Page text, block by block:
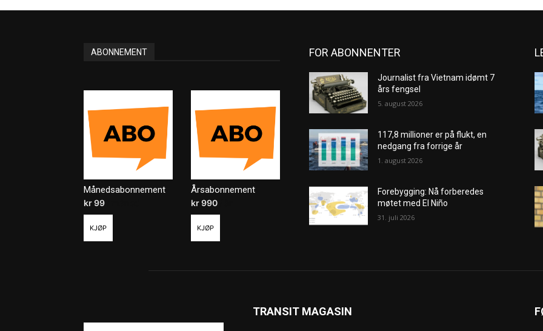
ABONNEMENT
Månedsabonnement
kr99
KJØP
Årsabonnement
kr990
KJØP
FOR ABONNENTER
Journalist fra Vietnam idømt 7
års fengsel
5. august 2026
117,8 millioner er på flukt, en
nedgang fra forrige år
1. august 2026
Forebygging: Nå forberedes
møtet med El Niño
31. juli 2026
TRANSIT MAGASIN